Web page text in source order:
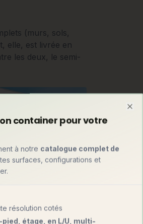
(murs, sols,
elle, est livrée en
les deux, le semi-
container pour votre
à notre catalogue complet de
surfaces, configurations et
résolution cotés
pied, étage, en L/U, multi-